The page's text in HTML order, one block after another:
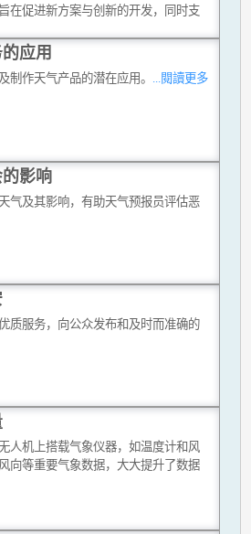
在促进新方案与创新的开发，同时支
应用
制作天气产品的潜在应用。 ...閱讀更多
影响
气及其影响，有助天气预报员评估恶
质服务，向公众发布和及时而准确的
人机上搭载气象仪器，如温度计和风
向等重要气象数据，大大提升了数据